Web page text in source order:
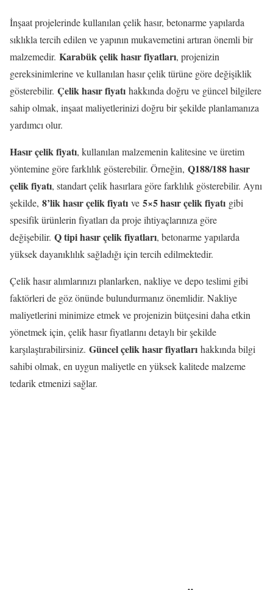
İnşaat projelerinde kullanılan çelik hasır, betonarme yapılarda
sıklıkla tercih edilen ve yapının mukavemetini artıran önemli bir
malzemedir. Karabük çelik hasır fiyatları, projenizin
gereksinimlerine ve kullanılan hasır çelik türüne göre değişiklik
gösterebilir. Çelik hasır fiyatı hakkında doğru ve güncel bilgilere
sahip olmak, inşaat maliyetlerinizi doğru bir şekilde planlamanıza
yardımcı olur.
Hasır çelik fiyatı, kullanılan malzemenin kalitesine ve üretim
yöntemine göre farklılık gösterebilir. Örneğin, Q188/188 hasır
çelik fiyatı, standart çelik hasırlara göre farklılık gösterebilir. Aynı
şekilde, 8’lik hasır çelik fiyatı ve 5×5 hasır çelik fiyatı gibi
spesifik ürünlerin fiyatları da proje ihtiyaçlarınıza göre
değişebilir. Q tipi hasır çelik fiyatları, betonarme yapılarda
yüksek dayanıklılık sağladığı için tercih edilmektedir.
Çelik hasır alımlarınızı planlarken, nakliye ve depo teslimi gibi
faktörleri de göz önünde bulundurmanız önemlidir. Nakliye
maliyetlerini minimize etmek ve projenizin bütçesini daha etkin
yönetmek için, çelik hasır fiyatlarını detaylı bir şekilde
karşılaştırabilirsiniz. Güncel çelik hasır fiyatları hakkında bilgi
sahibi olmak, en uygun maliyetle en yüksek kalitede malzeme
tedarik etmenizi sağlar.